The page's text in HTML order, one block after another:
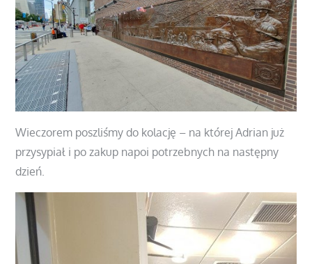
Wieczorem poszliśmy do kolację – na której Adrian już
przysypiał i po zakup napoi potrzebnych na następny
dzień.